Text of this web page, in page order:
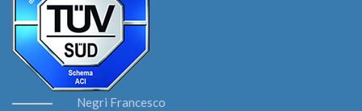
Negri Francesco